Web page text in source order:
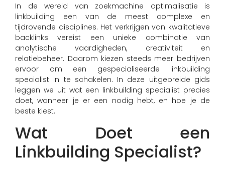
In de wereld van zoekmachine optimalisatie is
linkbuilding een van de meest complexe en
tijdrovende disciplines. Het verkrijgen van kwalitatieve
backlinks vereist een unieke combinatie van
analytische vaardigheden, creativiteit en
relatiebeheer. Daarom kiezen steeds meer bedrijven
ervoor om een gespecialiseerde linkbuilding
specialist in te schakelen. In deze uitgebreide gids
leggen we uit wat een linkbuilding specialist precies
doet, wanneer je er een nodig hebt, en hoe je de
beste kiest.
Wat Doet een
Linkbuilding Specialist?